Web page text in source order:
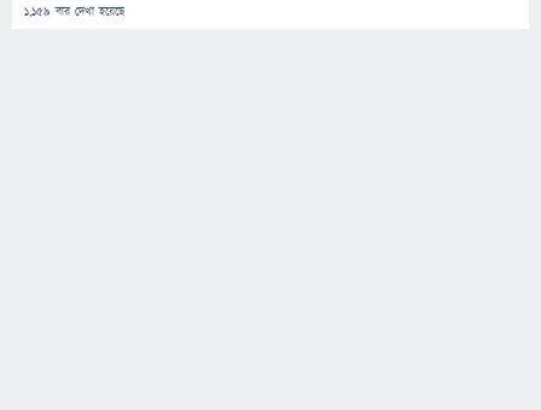
1,159 বার দেখা হয়েছে